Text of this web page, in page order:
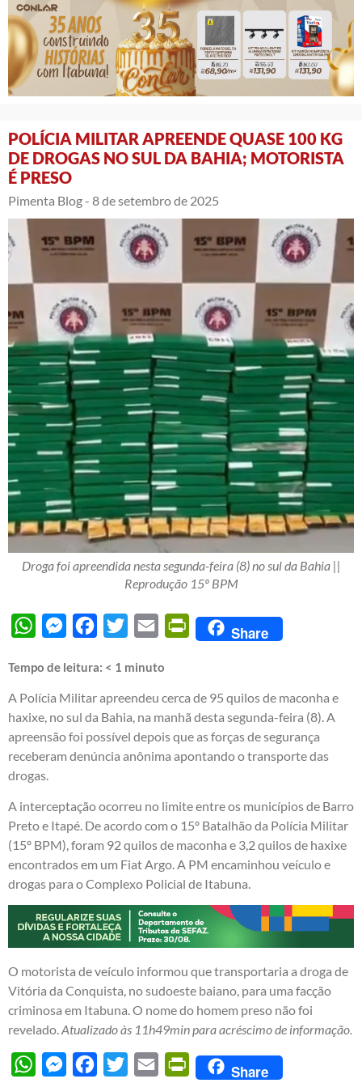
POLÍCIA MILITAR APREENDE QUASE 100 KG
DE DROGAS NO SUL DA BAHIA; MOTORISTA
É PRESO
Pimenta Blog - 8 de setembro de 2025
Droga foi apreendida nesta segunda-feira (8) no sul da Bahia ||
Reprodução 15º BPM
WhatsAppMessengerFacebook
Twitter Email PrintFriendly
Share
Tempo de leitura: < 1 minuto
A Polícia Militar apreendeu cerca de 95 quilos de maconha e
haxixe, no sul da Bahia, na manhã desta segunda-feira (8). A
apreensão foi possível depois que as forças de segurança
receberam denúncia anônima apontando o transporte das
drogas.
A interceptação ocorreu no limite entre os municípios de Barro
Preto e Itapé. De acordo com o 15º Batalhão da Polícia Militar
(15º BPM), foram 92 quilos de maconha e 3,2 quilos de haxixe
encontrados em um Fiat Argo. A PM encaminhou veículo e
drogas para o Complexo Policial de Itabuna.
O motorista de veículo informou que transportaria a droga de
Vitória da Conquista, no sudoeste baiano, para uma facção
criminosa em Itabuna. O nome do homem preso não foi
revelado. Atualizado às 11h49min para acréscimo de informação.
WhatsAppMessengerFacebook
Twitter Email PrintFriendly
Share